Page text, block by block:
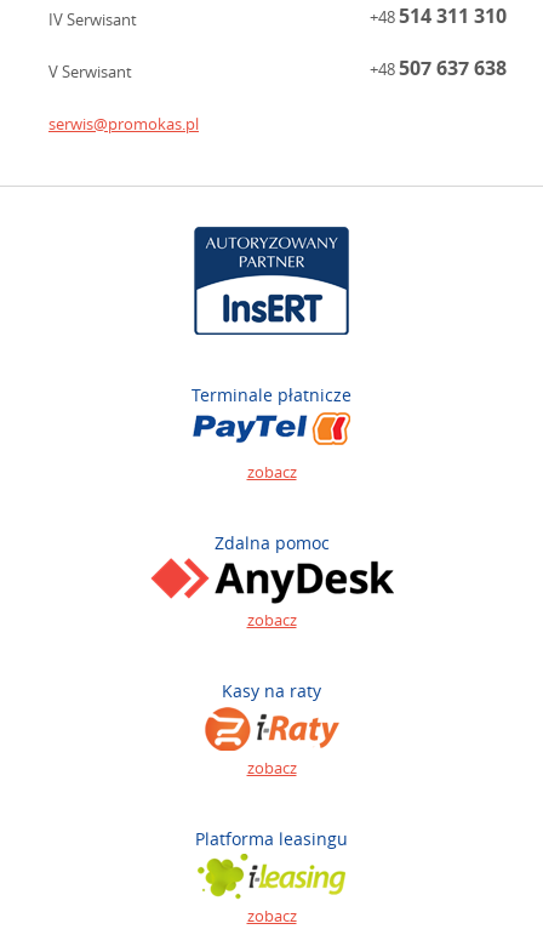
IV Serwisant +48514 311 310
V Serwisant +48507 637 638
serwis@promokas.pl
Terminale płatnicze
zobacz
Zdalna pomoc
zobacz
Kasy na raty
zobacz
Platforma leasingu
zobacz